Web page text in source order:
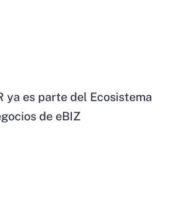
ya es parte del Ecosistema
de eBIZ